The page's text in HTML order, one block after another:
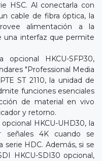
HSC. Al conectarla con
cable de fibra óptica, la
alimentación a la
una interfaz que permite
HKCU-SFP30,
"Professional Media
ST 2110, la unidad de
funciones esenciales
de material en vivo
y retorno.
HKCU-UHD30, la
señales 4K cuando se
HDC. Además, si se
HKCU-SDI30 opcional,